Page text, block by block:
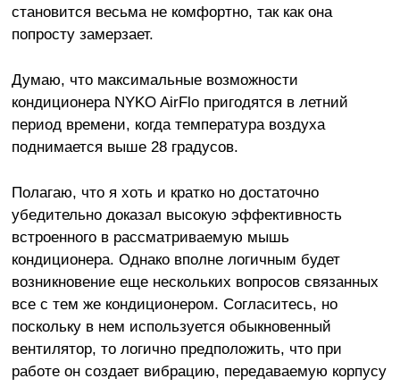
становится весьма не комфортно, так как она
попросту замерзает.
Думаю, что максимальные возможности
кондиционера NYKO AirFlo пригодятся в летний
период времени, когда температура воздуха
поднимается выше 28 градусов.
Полагаю, что я хоть и кратко но достаточно
убедительно доказал высокую эффективность
встроенного в рассматриваемую мышь
кондиционера. Однако вполне логичным будет
возникновение еще нескольких вопросов связанных
все с тем же кондиционером. Согласитесь, но
поскольку в нем используется обыкновенный
вентилятор, то логично предположить, что при
работе он создает вибрацию, передаваемую корпусу